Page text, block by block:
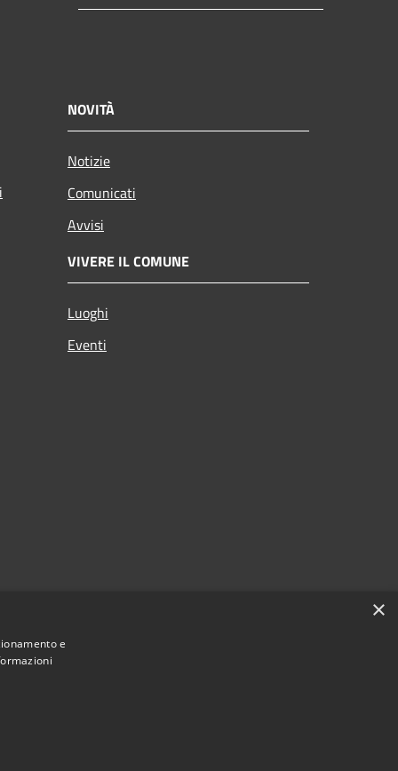
NOVITÀ
Notizie
Comunicati
Avvisi
VIVERE IL COMUNE
Luoghi
Eventi
×
e